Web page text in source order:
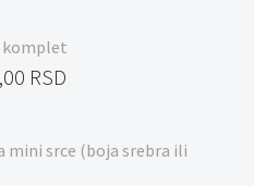
komplet
RSD
mini srce (boja srebra ili